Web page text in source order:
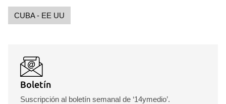
CUBA - EE UU
Boletín
Suscripción al boletín semanal de ‘14ymedio’.